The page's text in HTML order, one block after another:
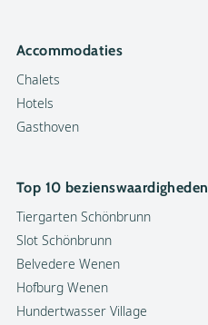
Accommodaties
Chalets
Hotels
Gasthoven
Top 10 bezienswaardigheden
Tiergarten Schönbrunn
Slot Schönbrunn
Belvedere Wenen
Hofburg Wenen
Hundertwasser Village